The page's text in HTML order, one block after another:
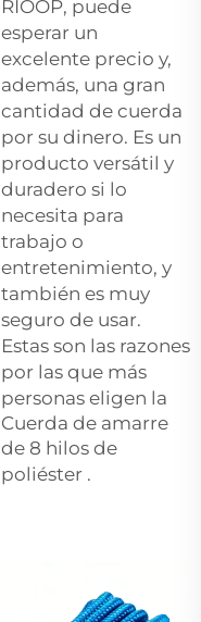
RIOOP, puede
esperar un
excelente precio y,
además, una gran
cantidad de cuerda
por su dinero. Es un
producto versátil y
duradero si lo
necesita para
trabajo o
entretenimiento, y
también es muy
seguro de usar.
Estas son las razones
por las que más
personas eligen la
Cuerda de amarre
de 8 hilos de
poliéster .